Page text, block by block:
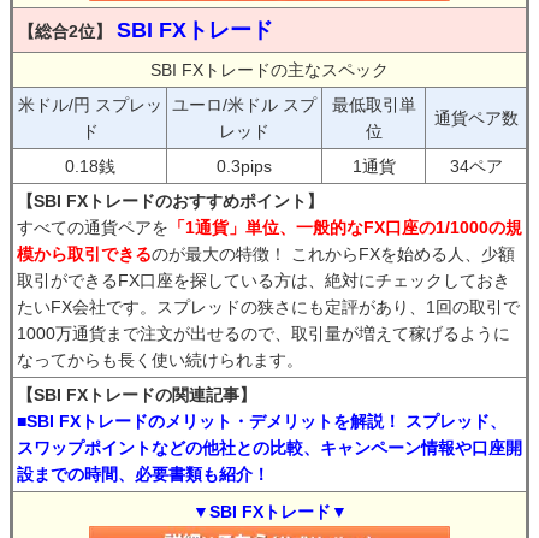
【総合2位】 SBI FXトレード
SBI FXトレードの主なスペック
米ドル/円 スプレッ
ド
ユーロ/米ドル スプ
レッド
最低取引単
位
通貨ペア数
0.18銭 0.3pips 1通貨
34ペア
【SBI FXトレードのおすすめポイント】
すべての通貨ペアを 「1通貨」単位、一般的なFX口座の1/1000の規
模から取引できるのが最大の特徴！ これからFXを始める人、少額
取引ができるFX口座を探している方は、絶対にチェックしておき
たいFX会社です。スプレッドの狭さにも定評があり、1回の取引で
1000万通貨まで注文が出せるので、取引量が増えて稼げるように
なってからも長く使い続けられます。
【SBI FXトレードの関連記事】
■SBI FXトレードのメリット・デメリットを解説！ スプレッド、
スワップポイントなどの他社との比較、キャンペーン情報や口座開
設までの時間、必要書類も紹介！
▼SBI FXトレード▼